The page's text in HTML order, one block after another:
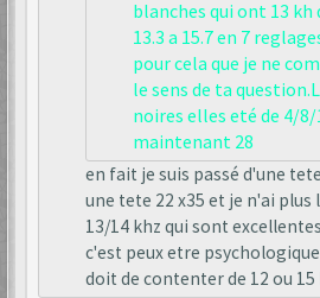
blanches qui ont 13 kh
13.3 a 15.7 en 7
pour cela que je ne
le sens de ta
noires elles eté de 4/
maintenant 28
en fait je suis passé d'une
une tete 22 x35 et je n'ai plus
13/14 khz qui sont
c'est peux etre
doit de contenter de 12 ou 15